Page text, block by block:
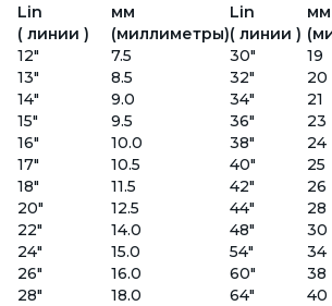
Lin
мм Lin
мм
( линии )
(миллиметры)( линии )
12"
7.5 30"
19
13"
8.5 32"
20
14"
9.0 34"
21
15"
9.5 36"
23
16"
10.0 38"
24
17"
10.5 40"
25
18"
11.5 42"
26
20"
12.5 44"
28
22"
14.0 48"
30
24"
15.0 54"
34
26"
16.0 60"
38
28"
18.0 64" 40